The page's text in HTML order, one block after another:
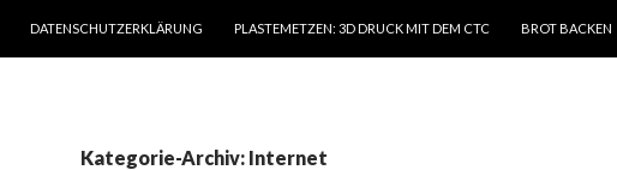
DATENSCHUTZERKLÄRUNG
PLASTEMETZEN: 3D DRUCK MIT DEM CTC BROT BACKEN
Kategorie-Archiv: Internet